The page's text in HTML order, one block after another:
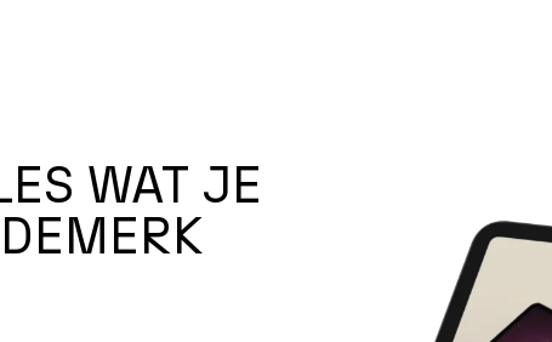
WAT JE